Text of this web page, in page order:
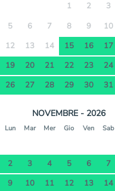
1 2 3
5
6 7 8 9 10
12
13 14 15 16 17
19
20 21 22 23 24
26
27 28 29 30 31
NOVEMBRE - 2026
Lun Mar Mer Gio Ven Sab
2
3 4 5 6 7
9
10 11 12 13 14